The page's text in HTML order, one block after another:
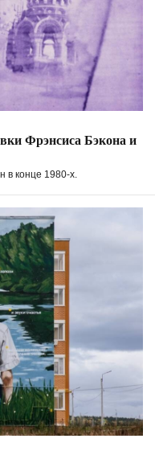
Фрэнсиса Бэкона и
в конце 1980-х.